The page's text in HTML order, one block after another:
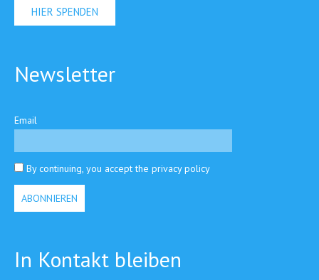
HIER SPENDEN
Newsletter
Email
By continuing, you accept the privacy policy
In Kontakt bleiben